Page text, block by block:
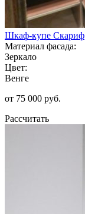
Шкаф-купе Скариф
Материал фасада:
Зеркало
Цвет:
Венге
от 75 000 руб.
Рассчитать